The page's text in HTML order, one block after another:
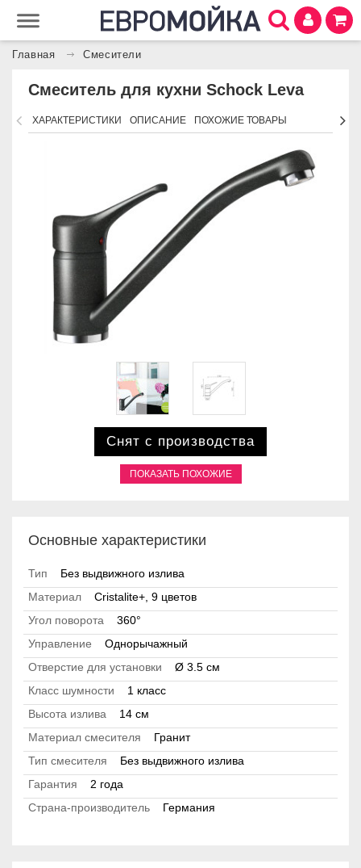
Главная Смесители
Смеситель для кухни Schock Leva
ХАРАКТЕРИСТИКИ ОПИСАНИЕ ПОХОЖИЕ ТОВАРЫ
Снят с производства
ПОКАЗАТЬ ПОХОЖИЕ
Основные характеристики
Тип
Без выдвижного излива
Материал
Сristalite+, 9 цветов
Угол поворота
360°
Управление
Однорычажный
Отверстие для установки
Ø 3.5 см
Класс шумности
1 класс
Высота излива
14 см
Материал смесителя
Гранит
Тип смесителя
Без выдвижного излива
Гарантия
2 года
Страна-производитель
Германия